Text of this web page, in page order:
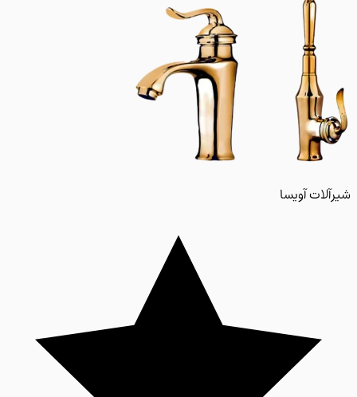
آویسا